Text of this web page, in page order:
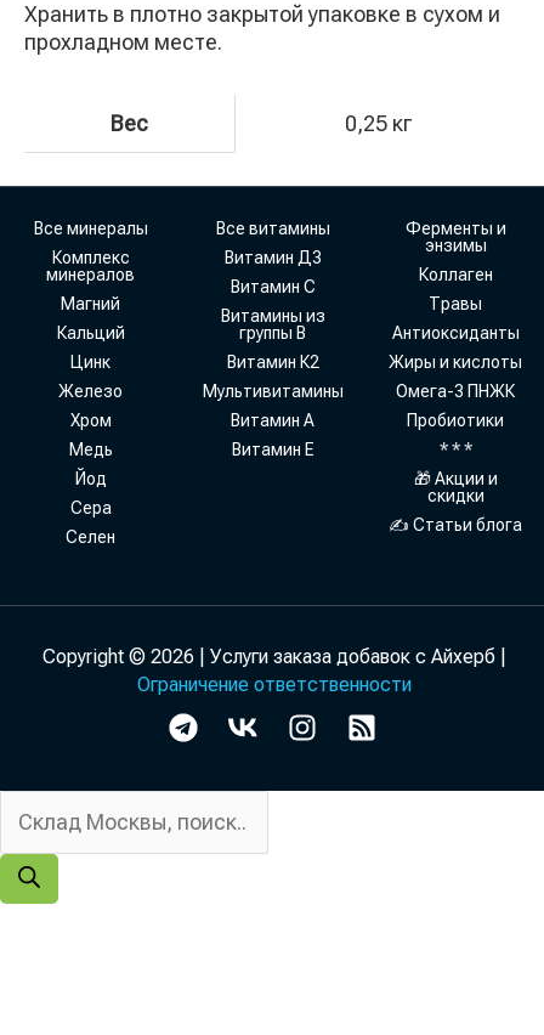
Хранить в плотно закрытой упаковке в сухом и
прохладном месте.
Вес 0,25 кг
Все минералы
Комплекс
минералов
Магний
Кальций
Цинк
Железо
Хром
Медь
Йод
Сера
Селен
Все витамины
Витамин Д3
Витамин С
Витамины из
группы В
Витамин К2
Мультивитамины
Витамин А
Витамин Е
Ферменты и
энзимы
Коллаген
Травы
Антиоксиданты
Жиры и кислоты
Омега-3 ПНЖК
Пробиотики
* * *
🎁 Акции и
скидки
✍ Статьи блога
Copyright © 2026 | Услуги заказа добавок с Айхерб |
Ограничение ответственности